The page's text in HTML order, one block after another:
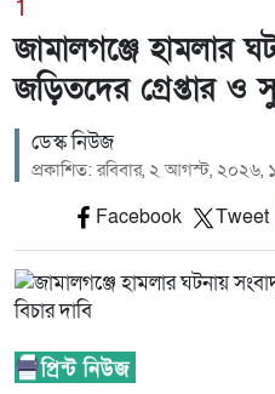
1
জামালগঞ্জে হামলার
জড়িতদের গ্রেপ্তার ও
ডেস্ক নিউজ
প্রকাশিত: রবিবার, ২ আগস্ট,
Facebook Tweet